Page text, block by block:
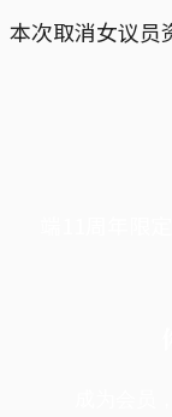
本次取消女议员